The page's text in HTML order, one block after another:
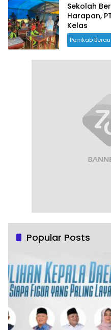
Sekolah
Harapan,
Kelas
Pemkab Berau
Popular Posts